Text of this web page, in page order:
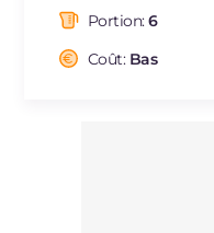
Portion:6
Coût: Bas